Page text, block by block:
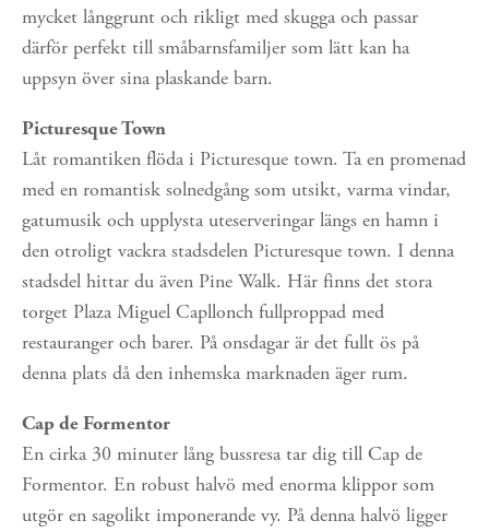
mycket långgrunt och rikligt med skugga och passar
därför perfekt till småbarnsfamiljer som lätt kan ha
uppsyn över sina plaskande barn.
Picturesque Town
Låt romantiken flöda i Picturesque town. Ta en promenad
med en romantisk solnedgång som utsikt, varma vindar,
gatumusik och upplysta uteserveringar längs en hamn i
den otroligt vackra stadsdelen Picturesque town. I denna
stadsdel hittar du även Pine Walk. Här finns det stora
torget Plaza Miguel Capllonch fullproppad med
restauranger och barer. På onsdagar är det fullt ös på
denna plats då den inhemska marknaden äger rum.
Cap de Formentor
En cirka 30 minuter lång bussresa tar dig till Cap de
Formentor. En robust halvö med enorma klippor som
utgör en sagolikt imponerande vy. På denna halvö ligger